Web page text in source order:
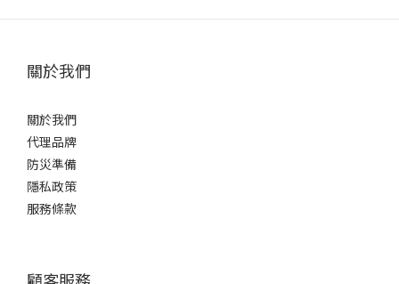
關於我們
關於我們
代理品牌
防災準備
隱私政策
服務條款